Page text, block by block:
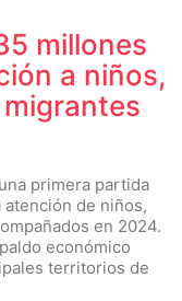
millones
a niños,
primera partida
de niños,
en 2024.
económico
territorios de